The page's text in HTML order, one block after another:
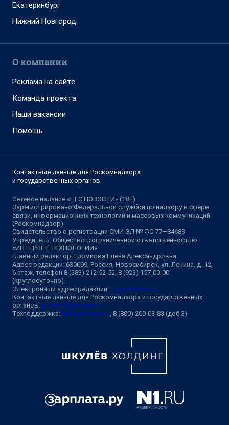
Екатеринбург
Нижний Новгород
О компании
Реклама на сайте
Команда проекта
Наши вакансии
Помощь
Контактные данные для Роскомнадзора
и государственных органов
Сетевое издание «НГС.НОВОСТИ» (18+)
Зарегистрировано Федеральной службой по надзору в сфере
связи, информационных технологий и массовых коммуникаций
(Роскомнадзор)
Свидетельство о регистрации СМИ ЭЛ № ФС 77—84683
Учредитель: Общество с ограниченной ответственностью
«ИНТЕРНЕТ ТЕХНОЛОГИИ»
Главный редактор: Громкова Елена Александровна
Адрес редакции: 630099, Россия, Новосибирск, ул. Ленина, д. 12,
6 этаж, телефон 8 (383) 212-52-52, 8 (923) 157-00-00
(круглосуточно)
Электронный адрес редакции: ngs@shkulev.ru
Контактные данные для Роскомнадзора и государственных
органов: juristnsk@shkulev.ru
Техподдержка: help@shkulev.ru, 8 (800) 200-03-83 (доб.3)